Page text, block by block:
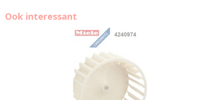
Ook interessant